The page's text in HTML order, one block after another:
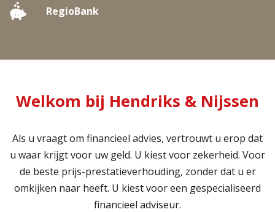
RegioBank
Welkom bij Hendriks & Nijssen
Als u vraagt om financieel advies, vertrouwt u erop dat
u waar krijgt voor uw geld. U kiest voor zekerheid. Voor
de beste prijs-prestatieverhouding, zonder dat u er
omkijken naar heeft. U kiest voor een gespecialiseerd
financieel adviseur.